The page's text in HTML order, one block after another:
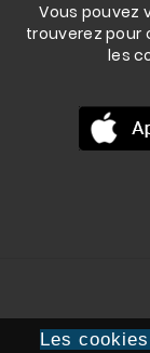
Les
Vous pouvez
trouverez
les